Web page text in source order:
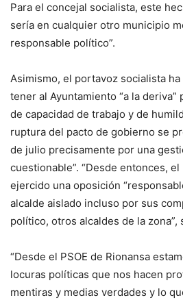
Para el concejal socialista, este
sería en cualquier otro municipio
responsable político”.
Asimismo, el portavoz socialista ha
tener al Ayuntamiento “a la deriva”
de capacidad de trabajo y de
ruptura del pacto de gobierno se
de julio precisamente por una
cuestionable”. “Desde entonces, el
ejercido una oposición
alcalde aislado incluso por sus
político, otros alcaldes de la zona”,
“Desde el PSOE de Rionansa
locuras políticas que nos hacen
mentiras y medias verdades y lo